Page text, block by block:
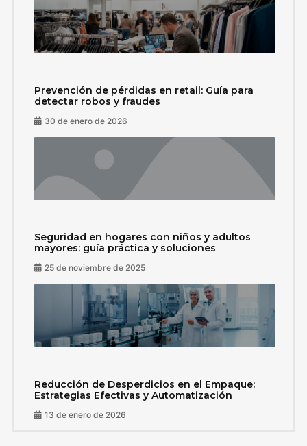
Prevención de pérdidas en retail: Guía para
detectar robos y fraudes
30 de enero de 2026
Seguridad en hogares con niños y adultos
mayores: guía práctica y soluciones
25 de noviembre de 2025
Reducción de Desperdicios en el Empaque:
Estrategias Efectivas y Automatización
13 de enero de 2026